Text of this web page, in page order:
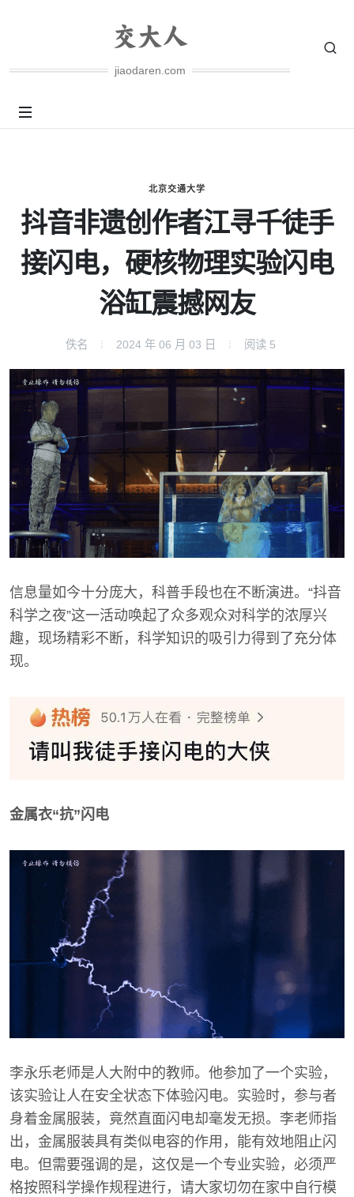
jiaodaren.com
北京交通大学
抖音非遗创作者江寻千徒手
接闪电，硬核物理实验闪电
浴缸震撼网友
佚名 2024 年 06 月 03 日 阅读 5
信息量如今十分庞大，科普手段也在不断演进。“抖音
科学之夜”这一活动唤起了众多观众对科学的浓厚兴
趣，现场精彩不断，科学知识的吸引力得到了充分体
现。
金属衣“抗”闪电
李永乐老师是人大附中的教师。他参加了一个实验，
该实验让人在安全状态下体验闪电。实验时，参与者
身着金属服装，竟然直面闪电却毫发无损。李老师指
出，金属服装具有类似电容的作用，能有效地阻止闪
电。但需要强调的是，这仅是一个专业实验，必须严
格按照科学操作规程进行，请大家切勿在家中自行模